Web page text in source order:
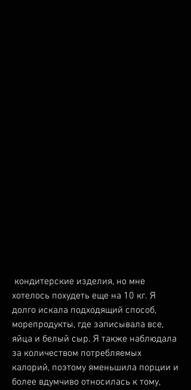
хотелось похудеть еще на 10 кг. Я
долго искала подходящий способ,
морепродукты, где записывала все,
яйца и белый сыр. Я также наблюдала
за количеством потребляемых
калорий, поэтому яменьшила порции и
более вдумчиво относилась к тому,